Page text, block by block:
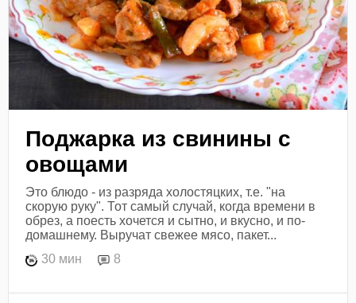
Поджарка из свинины с
овощами
Это блюдо - из разряда холостяцких, т.е. "на
скорую руку". Тот самый случай, когда времени в
обрез, а поесть хочется и сытно, и вкусно, и по-
домашнему. Выручат свежее мясо, пакет...
30 мин
8